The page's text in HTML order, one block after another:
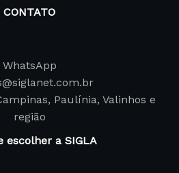
CONTATO
WhatsApp
Paulínia, Valinhos e
região
escolher a SIGLA